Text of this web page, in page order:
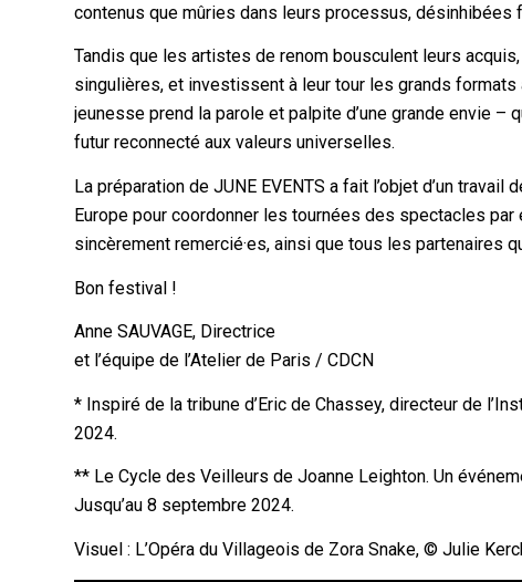
contenus que mûries dans leurs processus, désinhibées
Tandis que les artistes de renom bousculent leurs
singulières, et investissent à leur tour les grands
jeunesse prend la parole et palpite d’une grande envie
futur reconnecté aux valeurs universelles.
La préparation de JUNE EVENTS a fait l’objet d’un
Europe pour coordonner les tournées des spectacles
sincèrement remercié·es, ainsi que tous les partenaires
Bon festival !
Anne SAUVAGE, Directrice
et l’équipe de l’Atelier de Paris / CDCN
* Inspiré de la tribune d’Eric de Chassey, directeur de
2024.
** Le Cycle des Veilleurs de Joanne Leighton. Un
Jusqu’au 8 septembre 2024.
Visuel : L’Opéra du Villageois de Zora Snake, ©️ Julie